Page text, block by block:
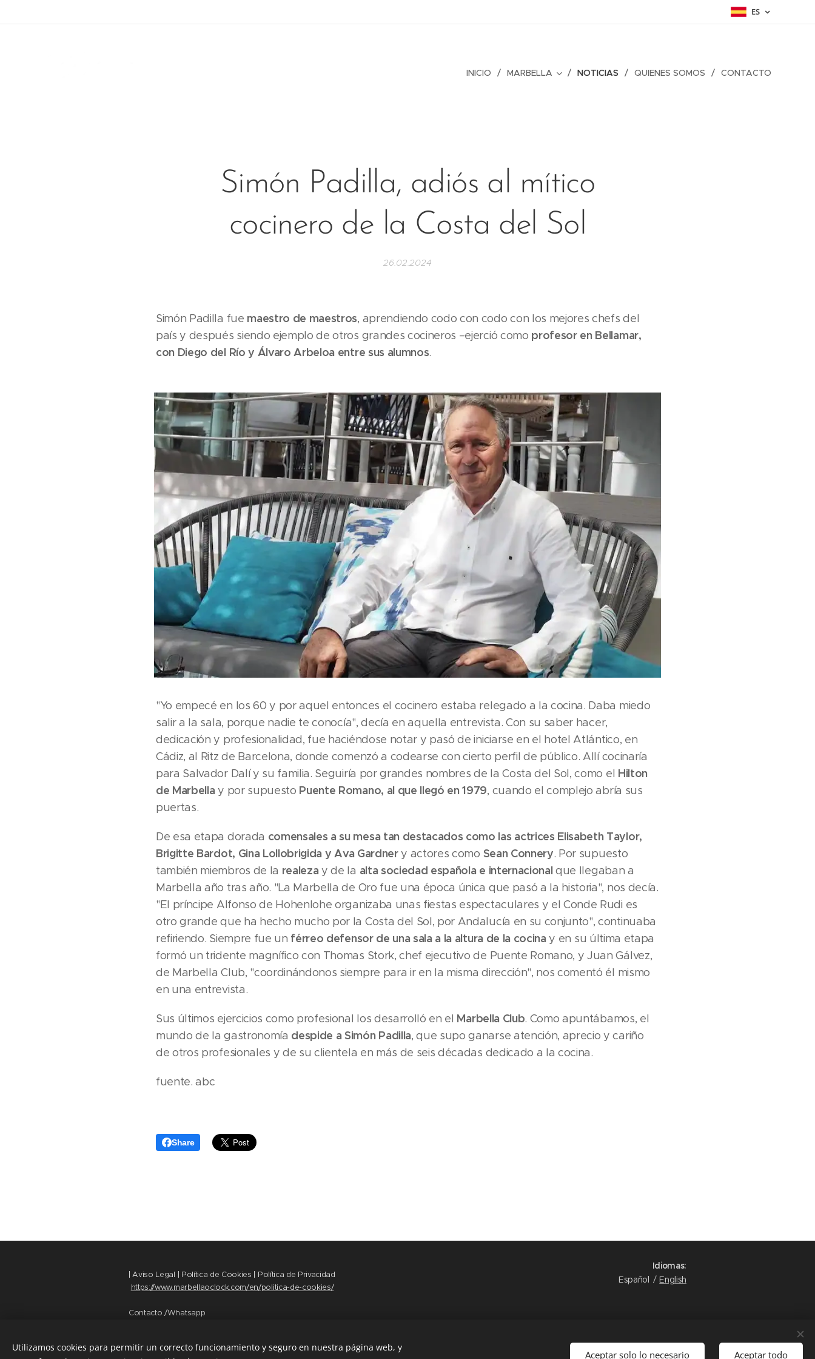
ES
INICIO MARBELLA NOTICIAS QUIENES SOMOS CONTACTO
Simón Padilla, adiós al mítico
cocinero de la Costa del Sol
26.02.2024
Simón Padilla fue maestro de maestros, aprendiendo codo con codo con los mejores chefs del
país y después siendo ejemplo de otros grandes cocineros –ejerció como profesor en Bellamar,
con Diego del Río y Álvaro Arbeloa entre sus alumnos.
"Yo empecé en los 60 y por aquel entonces el cocinero estaba relegado a la cocina. Daba miedo
salir a la sala, porque nadie te conocía", decía en aquella entrevista. Con su saber hacer,
dedicación y profesionalidad, fue haciéndose notar y pasó de iniciarse en el hotel Atlántico, en
Cádiz, al Ritz de Barcelona, donde comenzó a codearse con cierto perfil de público. Allí cocinaría
para Salvador Dalí y su familia. Seguiría por grandes nombres de la Costa del Sol, como el Hilton
de Marbellay por supuesto Puente Romano, al que llegó en 1979, cuando el complejo abría sus
puertas.
De esa etapa dorada comensales a su mesa tan destacados como las actrices Elisabeth Taylor,
Brigitte Bardot, Gina Lollobrigida y Ava Gardnery actores como Sean Connery. Por supuesto
también miembros de la realezay de la alta sociedad española e internacionalque llegaban a
Marbella año tras año. "La Marbella de Oro fue una época única que pasó a la historia", nos decía.
"El príncipe Alfonso de Hohenlohe organizaba unas fiestas espectaculares y el Conde Rudi es
otro grande que ha hecho mucho por la Costa del Sol, por Andalucía en su conjunto", continuaba
refiriendo. Siempre fue un férreo defensor de una sala a la altura de la cocinay en su última etapa
formó un tridente magnífico con Thomas Stork, chef ejecutivo de Puente Romano, y Juan Gálvez,
de Marbella Club, "coordinándonos siempre para ir en la misma dirección", nos comentó él mismo
en una entrevista.
Sus últimos ejercicios como profesional los desarrolló en el Marbella Club. Como apuntábamos, el
mundo de la gastronomía despide a Simón Padilla, que supo ganarse atención, aprecio y cariño
de otros profesionales y de su clientela en más de seis décadas dedicado a la cocina.
fuente. abc
Share
| Aviso Legal | Política de Cookies | Política de Privacidad
https://www.marbellaoclock.com/en/politica-de-cookies/
Contacto /Whatsapp
www.marbellaoclock.com
Idiomas
Español
English
Utilizamos cookies para permitir un correcto funcionamiento y seguro en nuestra página web, y
Aceptar solo lo necesario Aceptar todo